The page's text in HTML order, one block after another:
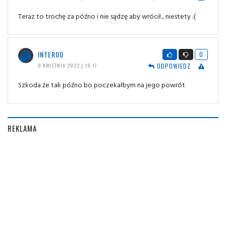
Teraz to trochę za późno i nie sądzę aby wrócił... niestety :(
INTER00
9 KWIETNIA 2022 | 19:17
0
ODPOWIEDZ
Szkoda że tak późno bo poczekałbym na jego powrót
REKLAMA